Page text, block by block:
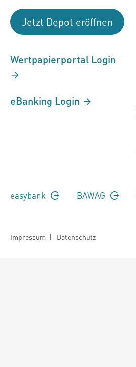
Jetzt Depot eröffnen
Wertpapierportal Login
eBanking Login
easybank BAWAG
Impressum | Datenschutz